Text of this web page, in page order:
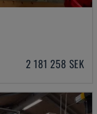
2 181 258 SEK